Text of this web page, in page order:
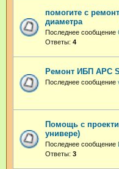
помогите с
диаметра
Последнее сообщение
Ответы: 4
Ремонт ИБП APC
Последнее сообщение
Помощь с
универе)
Последнее сообщение
Ответы: 3